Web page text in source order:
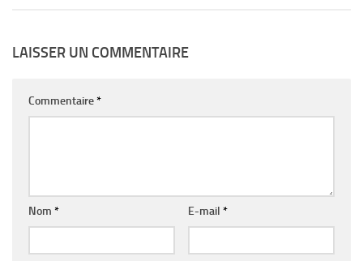
LAISSER UN COMMENTAIRE
Commentaire*
Nom * E-mail *